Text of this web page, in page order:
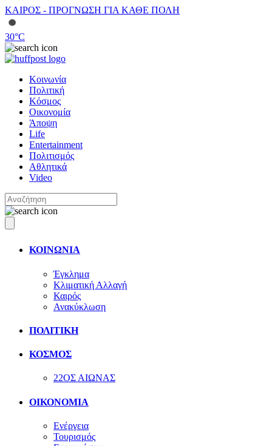
ΚΑΙΡΟΣ - ΠΡΟΓΝΩΣΗ ΓΙΑ ΚΑΘΕ ΠΟΛΗ
30°C
Κοινωνία
Πολιτική
Κόσμος
Οικονομία
Άποψη
Life
Entertainment
Πολιτισμός
Αθλητικά
Video
ΚΟΙΝΩΝΙΑ
Έγκλημα
Κλιματική Αλλαγή
Καιρός
Ανακύκλωση
ΠΟΛΙΤΙΚΗ
ΚΟΣΜΟΣ
22ΟΣ ΑΙΩΝΑΣ
ΟΙΚΟΝΟΜΙΑ
Ενέργεια
Τουρισμός